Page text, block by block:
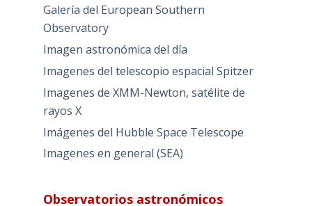
Galería del European Southern
Observatory
Imagen astronómica del día
Imagenes del telescopio espacial Spitzer
Imagenes de XMM-Newton, satélite de
rayos X
Imágenes del Hubble Space Telescope
Imagenes en general (SEA)
Observatorios astronómicos